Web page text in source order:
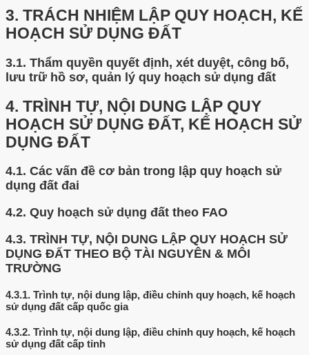
3. TRÁCH NHIỆM LẬP QUY HOẠCH, KẾ
HOẠCH SỬ DỤNG ĐẤT
3.1. Thẩm quyền quyết định, xét duyệt, công bố,
lưu trữ hồ sơ, quản lý quy hoạch sử dụng đất
4. TRÌNH TỰ, NỘI DUNG LẬP QUY
HOẠCH SỬ DỤNG ĐẤT, KẾ HOẠCH SỬ
DỤNG ĐẤT
4.1. Các vấn đề cơ bản trong lập quy hoạch sử
dụng đất đai
4.2. Quy hoạch sử dụng đất theo FAO
4.3. TRÌNH TỰ, NỘI DUNG LẬP QUY HOẠCH SỬ
DỤNG ĐẤT THEO BỘ TÀI NGUYÊN & MÔI
TRƯỜNG
4.3.1. Trình tự, nội dung lập, điều chỉnh quy hoạch, kế hoạch
sử dụng đất cấp quốc gia
4.3.2. Trình tự, nội dung lập, điều chỉnh quy hoạch, kế hoạch
sử dụng đất cấp tỉnh